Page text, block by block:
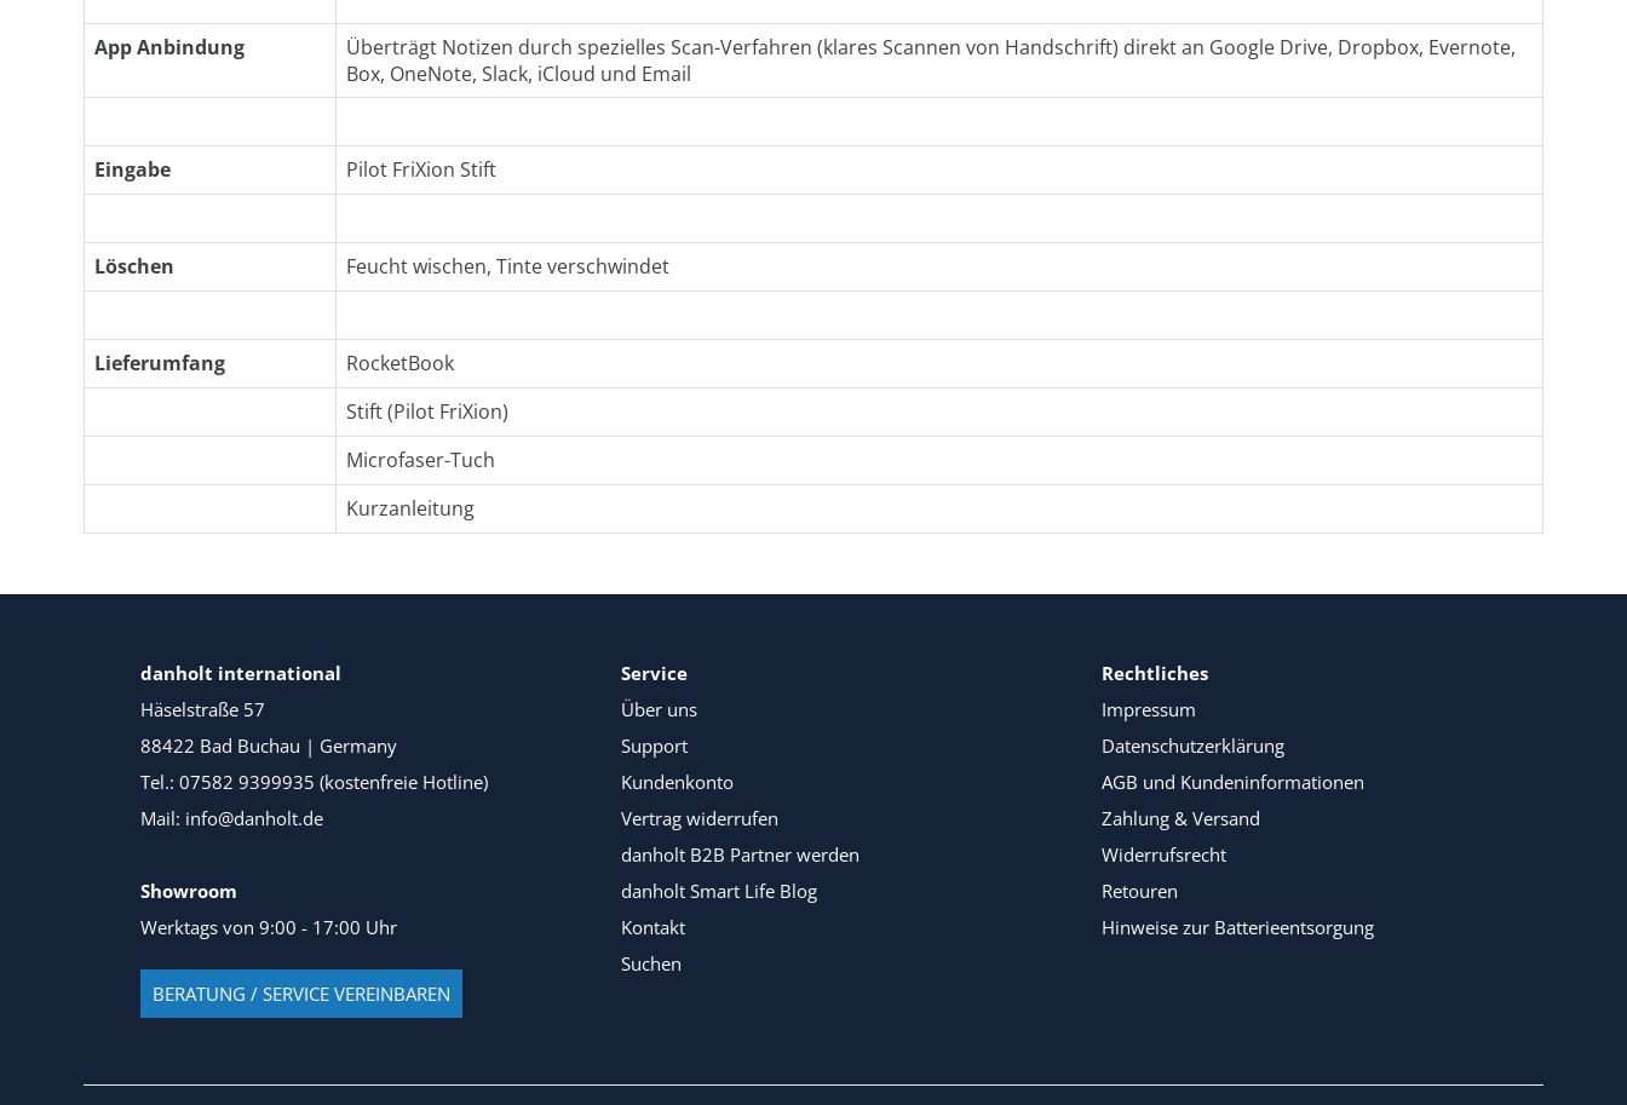
App Anbindung
Überträgt Notizen durch spezielles Scan-Verfahren (klares Scannen von Handschrift) direkt an Google Drive, Dropbox, Evernote,
Box, OneNote, Slack, iCloud und Email
Eingabe Pilot FriXion Stift
Löschen Feucht wischen, Tinte verschwindet
Lieferumfang
RocketBook
Stift (Pilot FriXion)
Microfaser-Tuch
Kurzanleitung
danholt international
Häselstraße 57
88422 Bad Buchau | Germany
Tel.: 07582 9399935 (kostenfreie Hotline)
Mail: info@danholt.de
Showroom
Werktags von 9:00 - 17:00 Uhr
BERATUNG / SERVICE VEREINBAREN
Service
Über uns
Support
Kundenkonto
Vertrag widerrufen
danholt B2B Partner werden
danholt Smart Life Blog
Kontakt
Suchen
Rechtliches
Impressum
Datenschutzerklärung
AGB und Kundeninformationen
Zahlung & Versand
Widerrufsrecht
Retouren
Hinweise zur Batterieentsorgung